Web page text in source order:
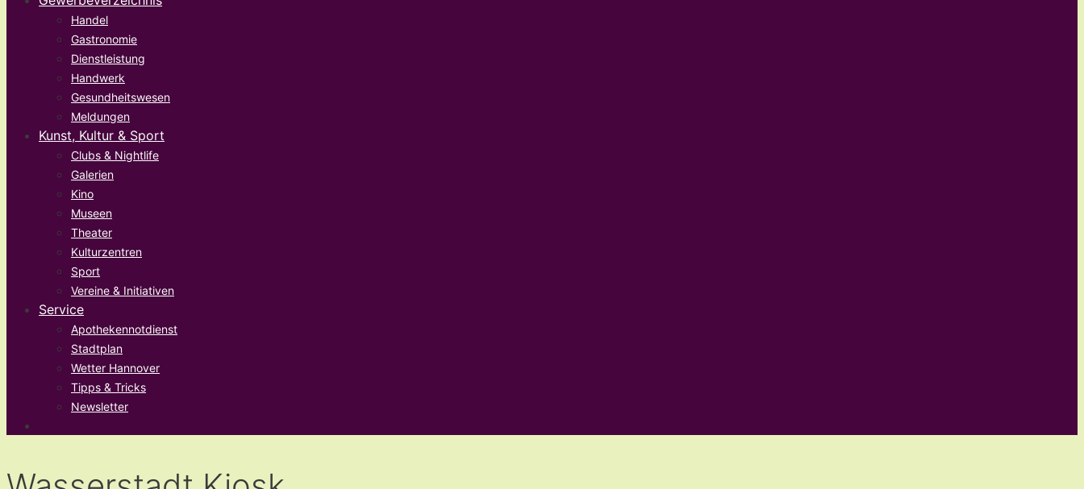
Handel
Gastronomie
Dienstleistung
Handwerk
Gesundheitswesen
Meldungen
Kunst, Kultur & Sport
Clubs & Nightlife
Galerien
Kino
Museen
Theater
Kulturzentren
Sport
Vereine & Initiativen
Service
Apothekennotdienst
Stadtplan
Wetter Hannover
Tipps & Tricks
Newsletter